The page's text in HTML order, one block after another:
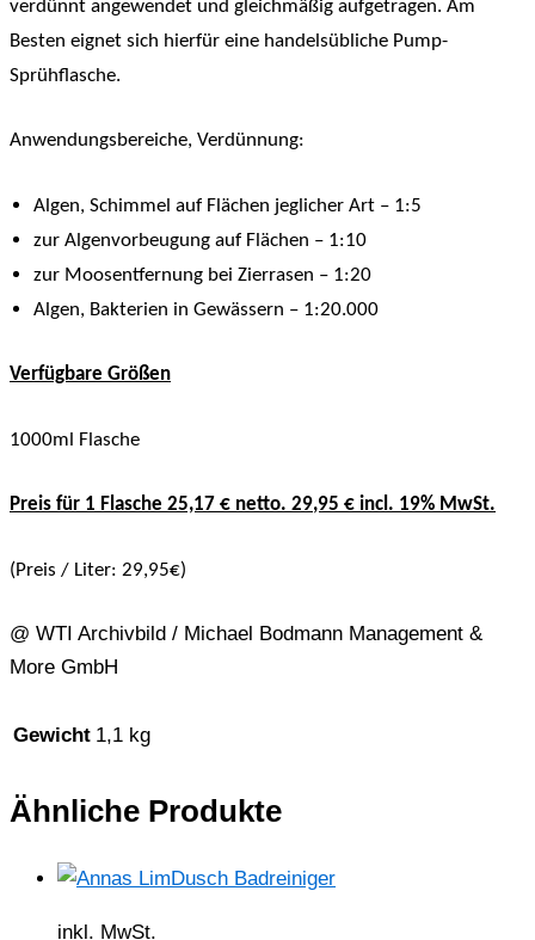
verdünnt angewendet und gleichmäßig aufgetragen. Am
Besten eignet sich hierfür eine handelsübliche Pump-
Sprühflasche.
Anwendungsbereiche, Verdünnung:
Algen, Schimmel auf Flächen jeglicher Art – 1:5
zur Algenvorbeugung auf Flächen – 1:10
zur Moosentfernung bei Zierrasen – 1:20
Algen, Bakterien in Gewässern – 1:20.000
Verfügbare Größen
1000ml Flasche
Preis für 1 Flasche 25,17 € netto. 29,95 € incl. 19% MwSt.
(Preis / Liter: 29,95€)
@ WTI Archivbild / Michael Bodmann Management &
More GmbH
Gewicht 1,1 kg
Ähnliche Produkte
inkl. MwSt.